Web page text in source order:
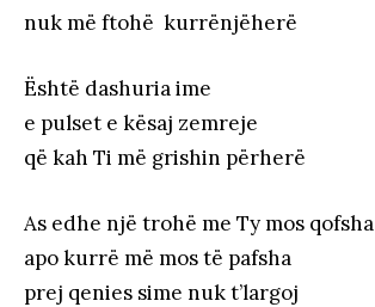
nuk më ftohë kurrënjëherë
Është dashuria ime
e pulset e kësaj zemreje
që kah Ti më grishin përherë
As edhe një trohë me Ty mos qofsha
apo kurrë më mos të pafsha
prej qenies sime nuk t’largoj